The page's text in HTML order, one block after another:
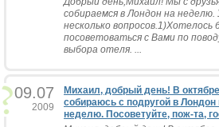
собираемся в Лондон на неделю.
несколько вопросов.1)Хотелось
посоветоваться с Вами по
выбора отеля. ...
09.07
2009
Михаил, добрый день! В октябре
собираюсь с подругой в Лондон
неделю. Посоветуйте, пож-та,